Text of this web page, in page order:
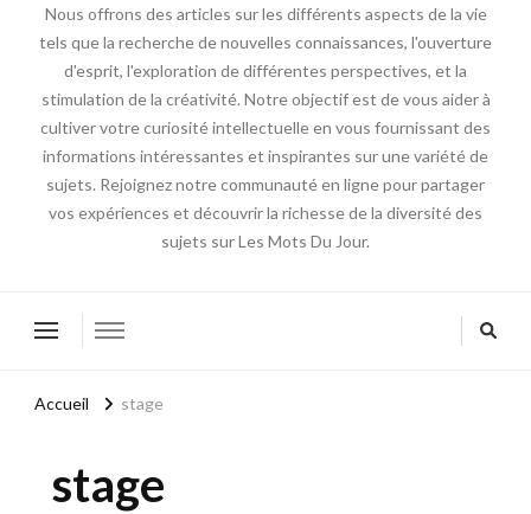
Nous offrons des articles sur les différents aspects de la vie
tels que la recherche de nouvelles connaissances, l'ouverture
d'esprit, l'exploration de différentes perspectives, et la
stimulation de la créativité. Notre objectif est de vous aider à
cultiver votre curiosité intellectuelle en vous fournissant des
informations intéressantes et inspirantes sur une variété de
sujets. Rejoignez notre communauté en ligne pour partager
vos expériences et découvrir la richesse de la diversité des
sujets sur Les Mots Du Jour.
Accueil stage
stage